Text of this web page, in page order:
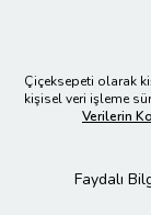
Çiçeksepeti olarak
kişisel veri işleme
Verilerin
Faydalı